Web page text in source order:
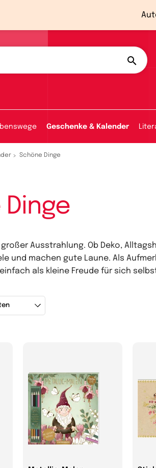
Geschenke & Kalender
Schöne Dinge
Ausstrahlung. Ob Deko,
und machen gute Laune. Als
als kleine Freude für sich